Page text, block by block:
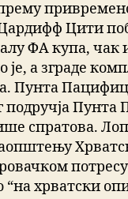
Цити
ФА купа, чак
а зграде
Пунта
подручја Пунта
спратова.
хрватски